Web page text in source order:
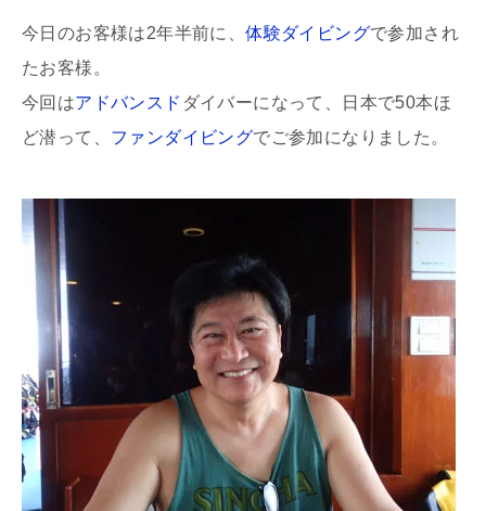
今日のお客様は2年半前に、体験ダイビングで参加され
たお客様。
今回はアドバンスド ダイバーになって、日本で50本ほ
ど潜って、 ファンダイビングでご参加になりました。